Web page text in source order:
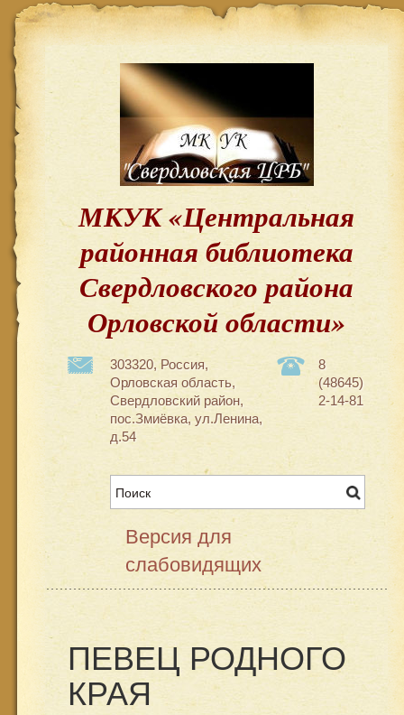
МКУК «Центральная
районная библиотека
Свердловского района
Орловской области»
303320, Россия,
Орловская область,
Свердловский район,
пос.Змиёвка, ул.Ленина,
д.54
8
(48645)
2-14-81
Версия для
слабовидящих
ПЕВЕЦ РОДНОГО
КРАЯ